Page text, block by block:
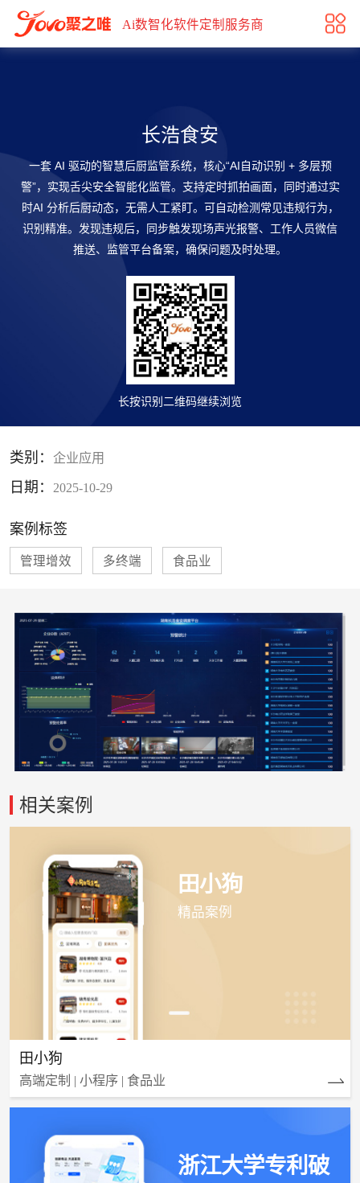
长浩食安
Ai数智化软件定制服务商
长浩食安
一套 AI 驱动的智慧后厨监管系统，核心“AI自动识别 + 多层预
警”，实现舌尖安全智能化监管。支持定时抓拍画面，同时通过实
时AI 分析后厨动态，无需人工紧盯。可自动检测常见违规行为，
识别精准。发现违规后，同步触发现场声光报警、工作人员微信
推送、监管平台备案，确保问题及时处理。
长按识别二维码继续浏览
类别： 企业应用
日期： 2025-10-29
案例标签
管理增效 多终端 食品业
相关案例
田小狗
精品案例
田小狗
高端定制 | 小程序 | 食品业
浙江大学专利破